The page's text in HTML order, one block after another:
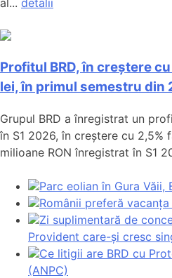
Profitul BRD, în creștere
lei, în primul semestru din
Grupul BRD a înregistrat un
în S1 2026, în creștere cu 2,5%
milioane RON înregistrat în S1
Parc eolian în Gura Văii,
Românii preferă
Zi suplimentară de
Provident care-și cresc
Ce litigii are BRD cu
(ANPC)